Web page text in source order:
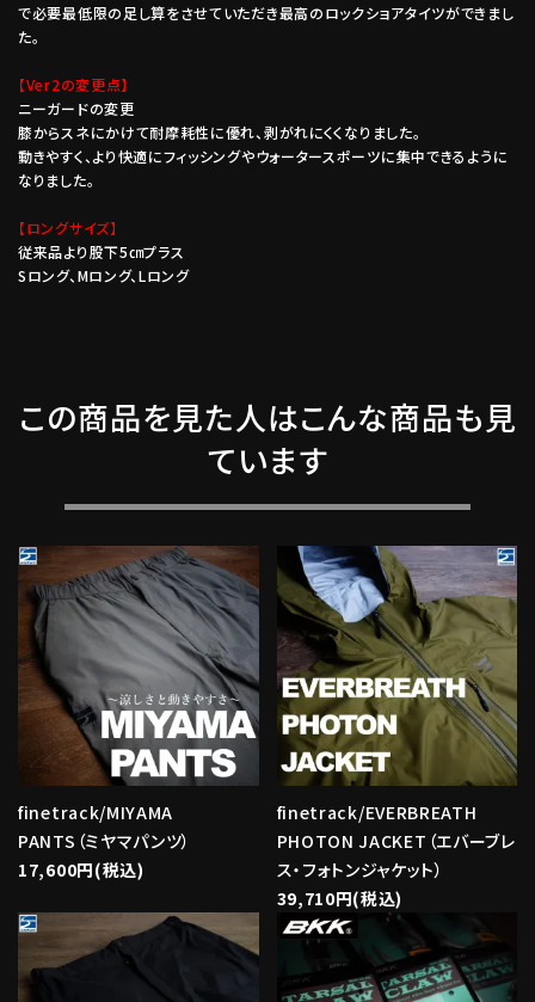
で必要最低限の足し算をさせていただき最高のロックショアタイツができまし
た。
【Ver2の変更点】
ニーガードの変更
膝からスネにかけて耐摩耗性に優れ、剥がれにくくなりました。
動きやすく、より快適にフィッシングやウォータースポーツに集中できるように
なりました。
【ロングサイズ】
従来品より股下5㎝プラス
Sロング、Mロング、Lロング
この商品を見た人はこんな商品も見
ています
finetrack/MIYAMA
PANTS（ミヤマパンツ）
17,600円(税込)
finetrack/EVERBREATH
PHOTON JACKET（エバーブレ
ス・フォトンジャケット）
39,710円(税込)